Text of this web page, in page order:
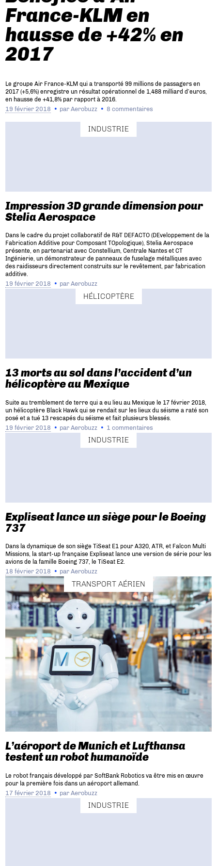
France-KLM en
hausse de +42% en
2017
Le groupe Air France-KLM qui a transporté 99 millions de passagers en
2017 (+5,6%) enregistre un résultat opérationnel de 1,488 milliard d’euros,
en hausse de +41,8% par rapport à 2016.
19 février 2018 parAerobuzz 8 commentaires
INDUSTRIE
Impression 3D grande dimension pour
Stelia Aerospace
Dans le cadre du projet collaboratif de R&T DEFACTO (DEveloppement de la
Fabrication Additive pour Composant TOpologique), Stelia Aerospace
présente, en partenariat avec Constellium, Centrale Nantes et CT
Ingénierie, un démonstrateur de panneaux de fuselage métalliques avec
des raidisseurs directement construits sur le revêtement, par fabrication
additive.
19 février 2018 parAerobuzz
HÉLICOPTÈRE
13 morts au sol dans l’accident d’un
hélicoptère au Mexique
Suite au tremblement de terre qui a eu lieu au Mexique le 17 février 2018,
un hélicoptère Black Hawk qui se rendait sur les lieux du séisme a raté son
posé et a tué 13 rescapés du séisme et fait plusieurs blessés.
19 février 2018 parAerobuzz 1 commentaires
INDUSTRIE
Expliseat lance un siège pour le Boeing
737
Dans la dynamique de son siège TiSeat E1 pour A320, ATR, et Falcon Multi
Missions, la start-up française Expliseat lance une version de série pour les
avions de la famille Boeing 737, le TiSeat E2.
18 février 2018 parAerobuzz
TRANSPORT AÉRIEN
L’aéroport de Munich et Lufthansa
testent un robot humanoïde
Le robot français développé par SoftBank Robotics va être mis en œuvre
pour la première fois dans un aéroport allemand.
17 février 2018 parAerobuzz
INDUSTRIE